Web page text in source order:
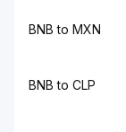
BNB to MXN
BNB to CLP